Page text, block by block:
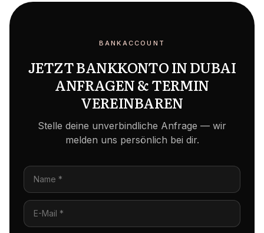
BANKACCOUNT
JETZT BANKKONTO IN DUBAI
ANFRAGEN & TERMIN
VEREINBAREN
Stelle deine unverbindliche Anfrage — wir
melden uns persönlich bei dir.